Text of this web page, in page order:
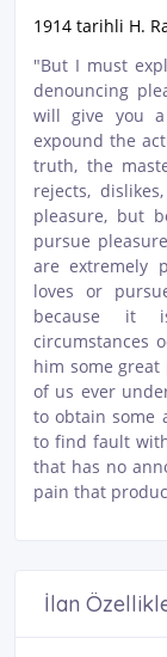
1914 tarihli H.
"But I must
denouncing
will give you
expound the
truth, the
rejects,
pleasure, but
pursue
are extremely
loves or
because it
circumstances
him some great
of us ever
to obtain some
to find fault
that has no
pain that
İlan